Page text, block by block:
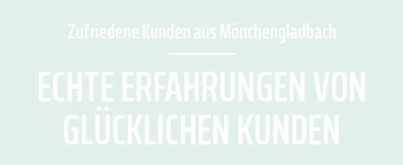
Zufriedene Kunden aus Mönchengladbach
ECHTE ERFAHRUNGEN VON
GLÜCKLICHEN KUNDEN